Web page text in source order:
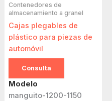
Contenedores de
almacenamiento a granel
Cajas plegables de
plástico para piezas de
automóvil
Consulta
Modelo
manguito-1200-1150